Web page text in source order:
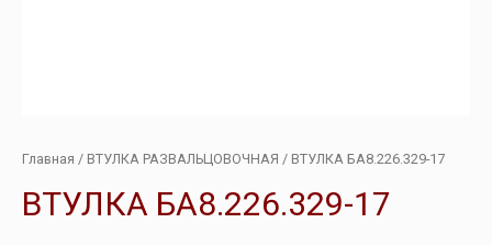
Главная / ВТУЛКА РАЗВАЛЬЦОВОЧНАЯ / ВТУЛКА БА8.226.329-17
ВТУЛКА БА8.226.329-17